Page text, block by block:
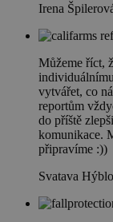
Irena
Můžeme říct,
vytvářet, co
reportům
do příště
komunikace.
připravíme :))
Svatava